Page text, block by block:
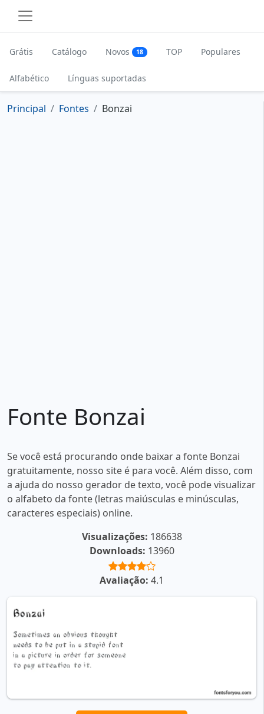
Grátis Catálogo Novos 18 TOP Populares
Alfabético Línguas suportadas
Principal Fontes Bonzai
Fonte Bonzai
Se você está procurando onde baixar a fonte Bonzai
gratuitamente, nosso site é para você. Além disso, com
a ajuda do nosso gerador de texto, você pode visualizar
o alfabeto da fonte (letras maiúsculas e minúsculas,
caracteres especiais) online.
Visualizações: 186638
Downloads: 13960
Avaliação: 4.1